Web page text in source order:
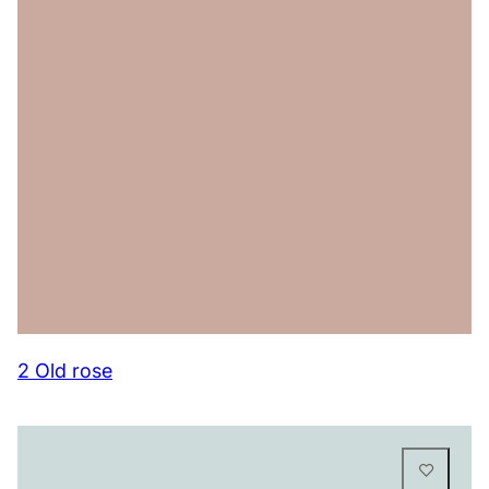
2 Old rose